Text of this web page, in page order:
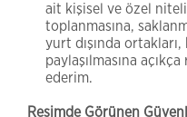
ait kişisel ve özel
toplanmasına,
yurt dışında
paylaşılmasına
ederim.
Resimde Görünen